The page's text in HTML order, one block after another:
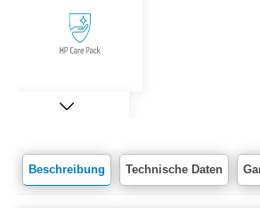
Beschreibung Technische Daten